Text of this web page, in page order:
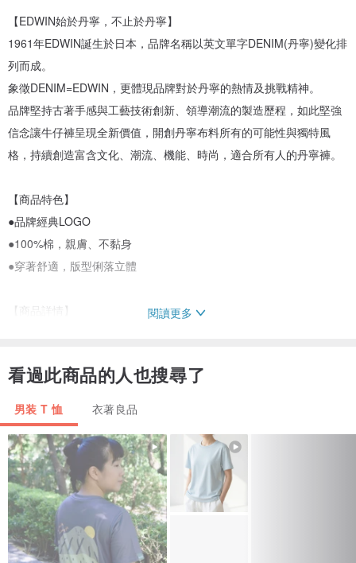
【EDWIN始於丹寧，不止於丹寧】
1961年EDWIN誕生於日本，品牌名稱以英文單字DENIM(丹寧)變化排
列而成。
象徵DENIM=EDWIN，更體現品牌對於丹寧的熱情及挑戰精神。
品牌堅持古著手感與工藝技術創新、領導潮流的製造歷程，如此堅強
信念讓牛仔褲呈現全新價值，開創丹寧布料所有的可能性與獨特風
格，持續創造富含文化、潮流、機能、時尚，適合所有人的丹寧褲。
【商品特色】
●品牌經典LOGO
●100%棉，親膚、不黏身
●穿著舒適，版型俐落立體
【商品詳情】
都能簡約時尚，是春夏不可錯過的必備單品。
【產品資訊】
▶商品貨號 : 371250019
▶商品表布材質：100%棉
機能丹寧精品男裝、女裝，歡迎參觀選購。
閱讀更多
看過此商品的人也搜尋了
男装 T 恤 衣著良品